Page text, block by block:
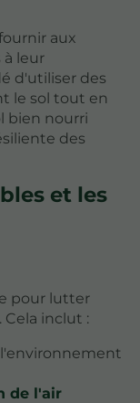
aux
à leur
d'utiliser des
le sol tout en
bien nourri
des
et les
pour lutter
Cela inclut :
l'environnement
de l'air